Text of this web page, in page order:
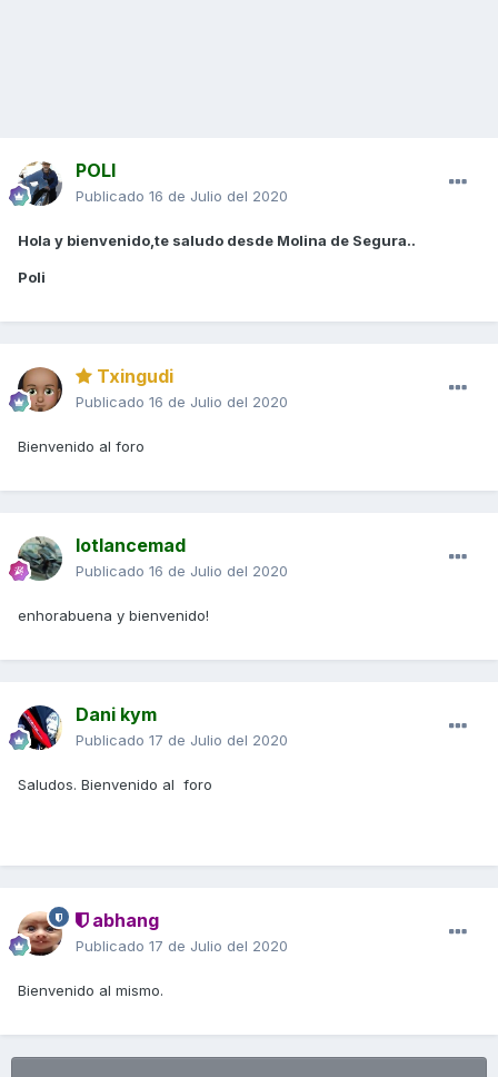
POLI
Publicado 16 de Julio del 2020
Hola y bienvenido,te saludo desde Molina de Segura..
Poli
Txingudi
Publicado 16 de Julio del 2020
Bienvenido al foro
lotlancemad
Publicado 16 de Julio del 2020
enhorabuena y bienvenido!
Dani kym
Publicado 17 de Julio del 2020
Saludos. Bienvenido al foro
abhang
Publicado 17 de Julio del 2020
Bienvenido al mismo.